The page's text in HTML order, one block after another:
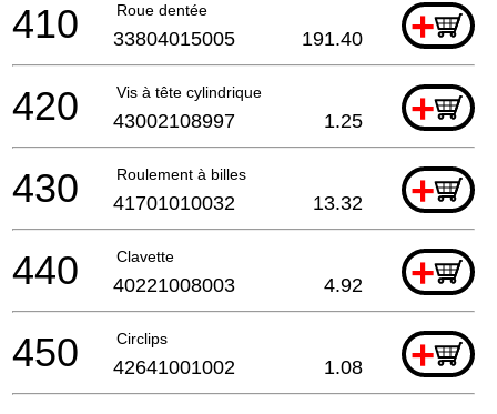
Roue dentée +
410 33804015005 191.40
Vis à tête cylindrique +
420 43002108997 1.25
Roulement à billes +
430 41701010032 13.32
Clavette +
440 40221008003 4.92
Circlips +
450 42641001002 1.08